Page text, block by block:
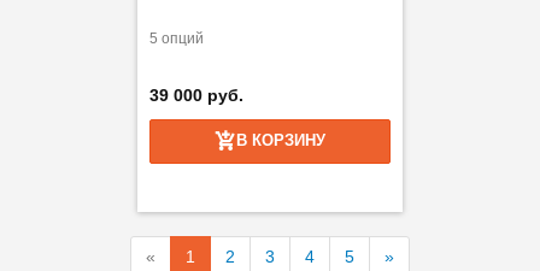
5 опций
39 000 руб.
В КОРЗИНУ
« 1 2 3 4 5 »